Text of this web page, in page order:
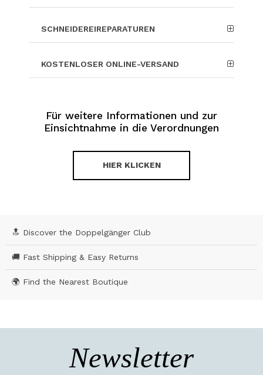
SCHNEIDEREIREPARATUREN
KOSTENLOSER ONLINE-VERSAND
Für weitere Informationen und zur
Einsichtnahme in die Verordnungen
HIER KLICKEN
🔝 Discover the Doppelgänger Club
🚚 Fast Shipping & Easy Returns
🌍 Find the Nearest Boutique
Newsletter